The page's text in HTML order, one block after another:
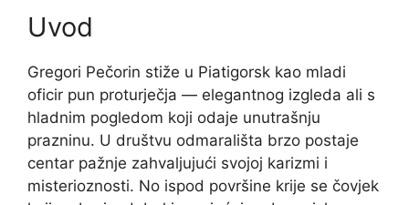
Uvod
Gregori Pečorin stiže u Piatigorsk kao mladi
oficir pun proturječja — elegantnog izgleda ali s
hladnim pogledom koji odaje unutrašnju
prazninu. U društvu odmarališta brzo postaje
centar pažnje zahvaljujući svojoj karizmi i
misterioznosti. No ispod površine krije se čovjek